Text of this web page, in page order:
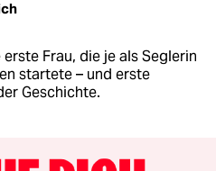
Frau, die je als Seglerin
startete – und erste
Geschichte.